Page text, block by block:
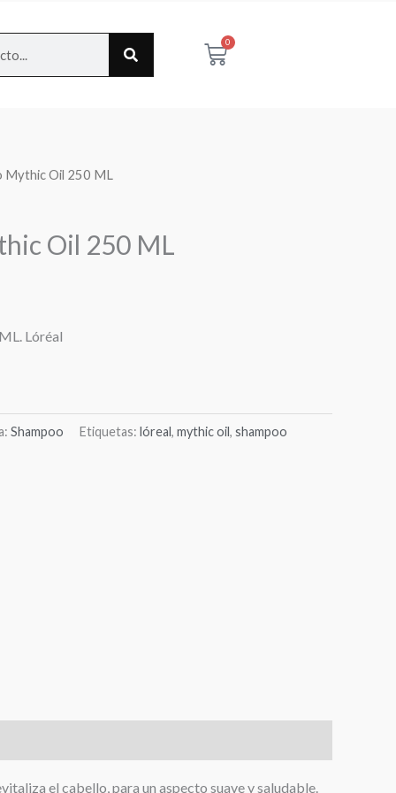
0
Cart
Mythic Oil 250 ML
Oil 250 ML
Lóréal
Shampoo Etiquetas: lóreal, mythic oil, shampoo
el cabello, para un aspecto suave y saludable.